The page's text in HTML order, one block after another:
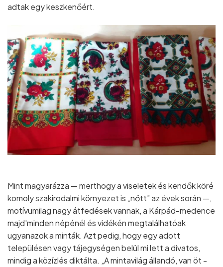
adtak egy keszkenőért.
Mint magyarázza — merthogy a viseletek és kendők köré
komoly szakirodalmi környezet is „nőtt” az évek során —,
motívumilag nagy átfedések vannak, a Kárpád-medence
majd'minden népénél és vidékén megtalálhatóak
ugyanazok a minták. Azt pedig, hogy egy adott
településen vagy tájegységen belül mi lett a divatos,
mindig a közízlés diktálta. „A mintavilág állandó, van öt -